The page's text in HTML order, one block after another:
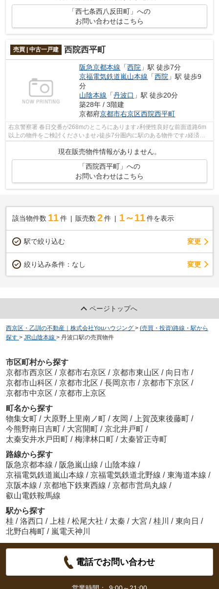
「西七条西八反田町」への
お問い合わせはこちら
売買 | 中古一戸建 西院西平町
阪急京都本線 「西院 」駅 徒歩7分
京福電気鉄道嵐山本線 「西院 」駅 徒歩9
分
山陰本線 「丹波口 」駅 徒歩20分
築28年 / 3階建
京都府京都市右京区西院西平町
右京警察署 春日交番が268mのところにあります♪利便性良好な前面道路6m
以上の物件をご検討くださいませ♪徒歩7分圏内に駅のある物件です♪経済的
現在販売物件情報がありません。
「西院西平町」への
お問い合わせはこちら
該当物件数 11件 販売数 2 件 1～11 件を表示
駅で絞り込む 変更
絞り込み条件： なし 変更
ページトップへ
西京区・乙訓の不動産｜株式会社Youハウジング > (売買・投資)路線・駅から
探す > JR山陰本線 > 丹波口駅の売買物件
市区町村から探す
京都市西京区 / 京都市右京区 / 京都市東山区 / 向日市 /
京都市山科区 / 京都市北区 / 長岡京市 / 京都市下京区 /
京都市中京区 / 京都市上京区
町名から探す
物集女町 / 大原野上里南ノ町 / 友岡 / 上賀茂東後藤町 /
今熊野南日吉町 / 大宮開町 / 京北井戸町 /
太秦安井水戸田町 / 梅津林口町 / 太秦皆正寺町
路線から探す
阪急京都本線 / 阪急嵐山線 / 山陰本線 /
京福電気鉄道嵐山本線 / 京福電気鉄道北野線 / 東海道本線 /
京阪本線 / 京都地下鉄東西線 / 京都市営烏丸線 /
叡山電鉄鞍馬線
駅から探す
桂 / 洛西口 / 上桂 / 松尾大社 / 太秦 / 大宮 / 桂川 / 東向日 /
北野白梅町 / 嵐電天神川
電話でお問い合わせ